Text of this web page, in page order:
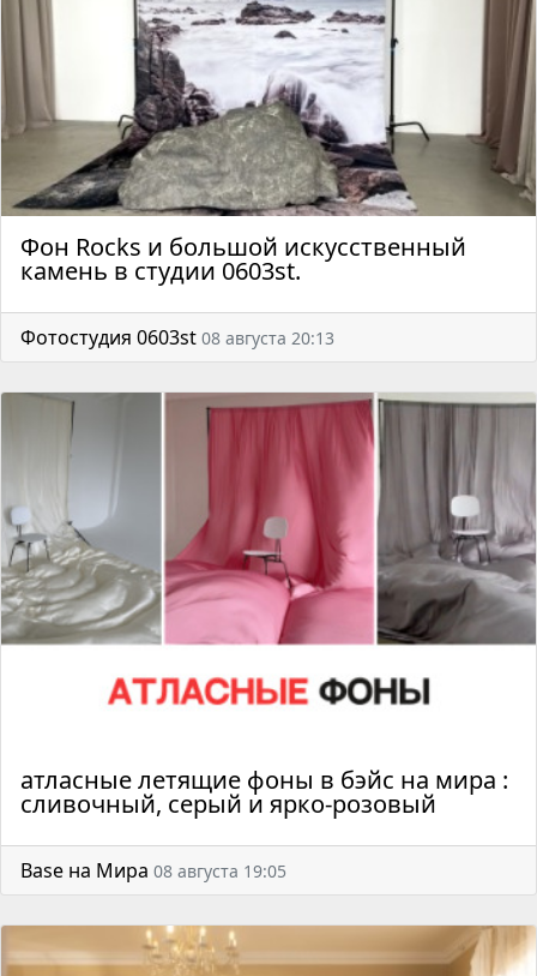
Фон Rocks и большой искусственный
камень в студии 0603st.
Фотостудия 0603st 08 августа 20:13
атласные летящие фоны в бэйс на мира :
сливочный, серый и ярко-розовый
Base на Мира 08 августа 19:05